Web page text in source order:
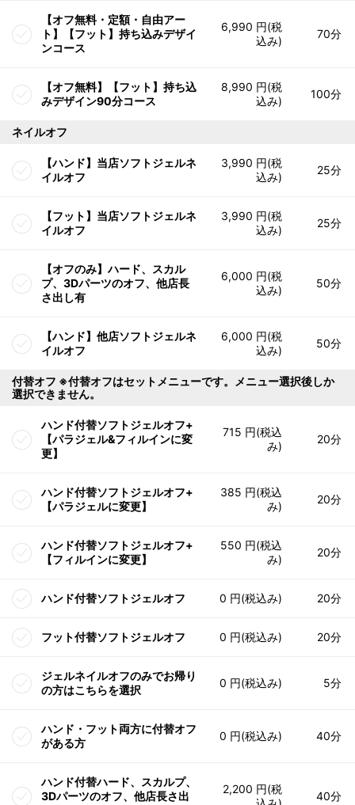
【オフ無料・定額・自由アー
ト】【フット】持ち込みデザイ
ンコース
6,990 円(税
込み)
70分
【オフ無料】【フット】持ち込
みデザイン90分コース
8,990 円(税
込み)
100分
ネイルオフ
【ハンド】当店ソフトジェルネ
イルオフ
3,990 円(税
込み)
25分
【フット】当店ソフトジェルネ
イルオフ
3,990 円(税
込み)
25分
【オフのみ】ハード、スカル
プ、3Dパーツのオフ、他店長
さ出し有
6,000 円(税
込み)
50分
【ハンド】他店ソフトジェルネ
イルオフ
6,000 円(税
込み)
50分
付替オフ ※付替オフはセットメニューです。メニュー選択後しか
選択できません。
ハンド付替ソフトジェルオフ+
【パラジェル&フィルインに変
更】
715 円(税込
み)
20分
ハンド付替ソフトジェルオフ+
【パラジェルに変更】
385 円(税込
み)
20分
ハンド付替ソフトジェルオフ+
【フィルインに変更】
550 円(税込
み)
20分
ハンド付替ソフトジェルオフ 0 円(税込み) 20分
フット付替ソフトジェルオフ 0 円(税込み) 20分
ジェルネイルオフのみでお帰り
の方はこちらを選択
0 円(税込み) 5分
ハンド・フット両方に付替オフ
がある方
0 円(税込み) 40分
ハンド付替ハード、スカルプ、
3Dパーツのオフ、他店長さ出
2,200 円(税
40分